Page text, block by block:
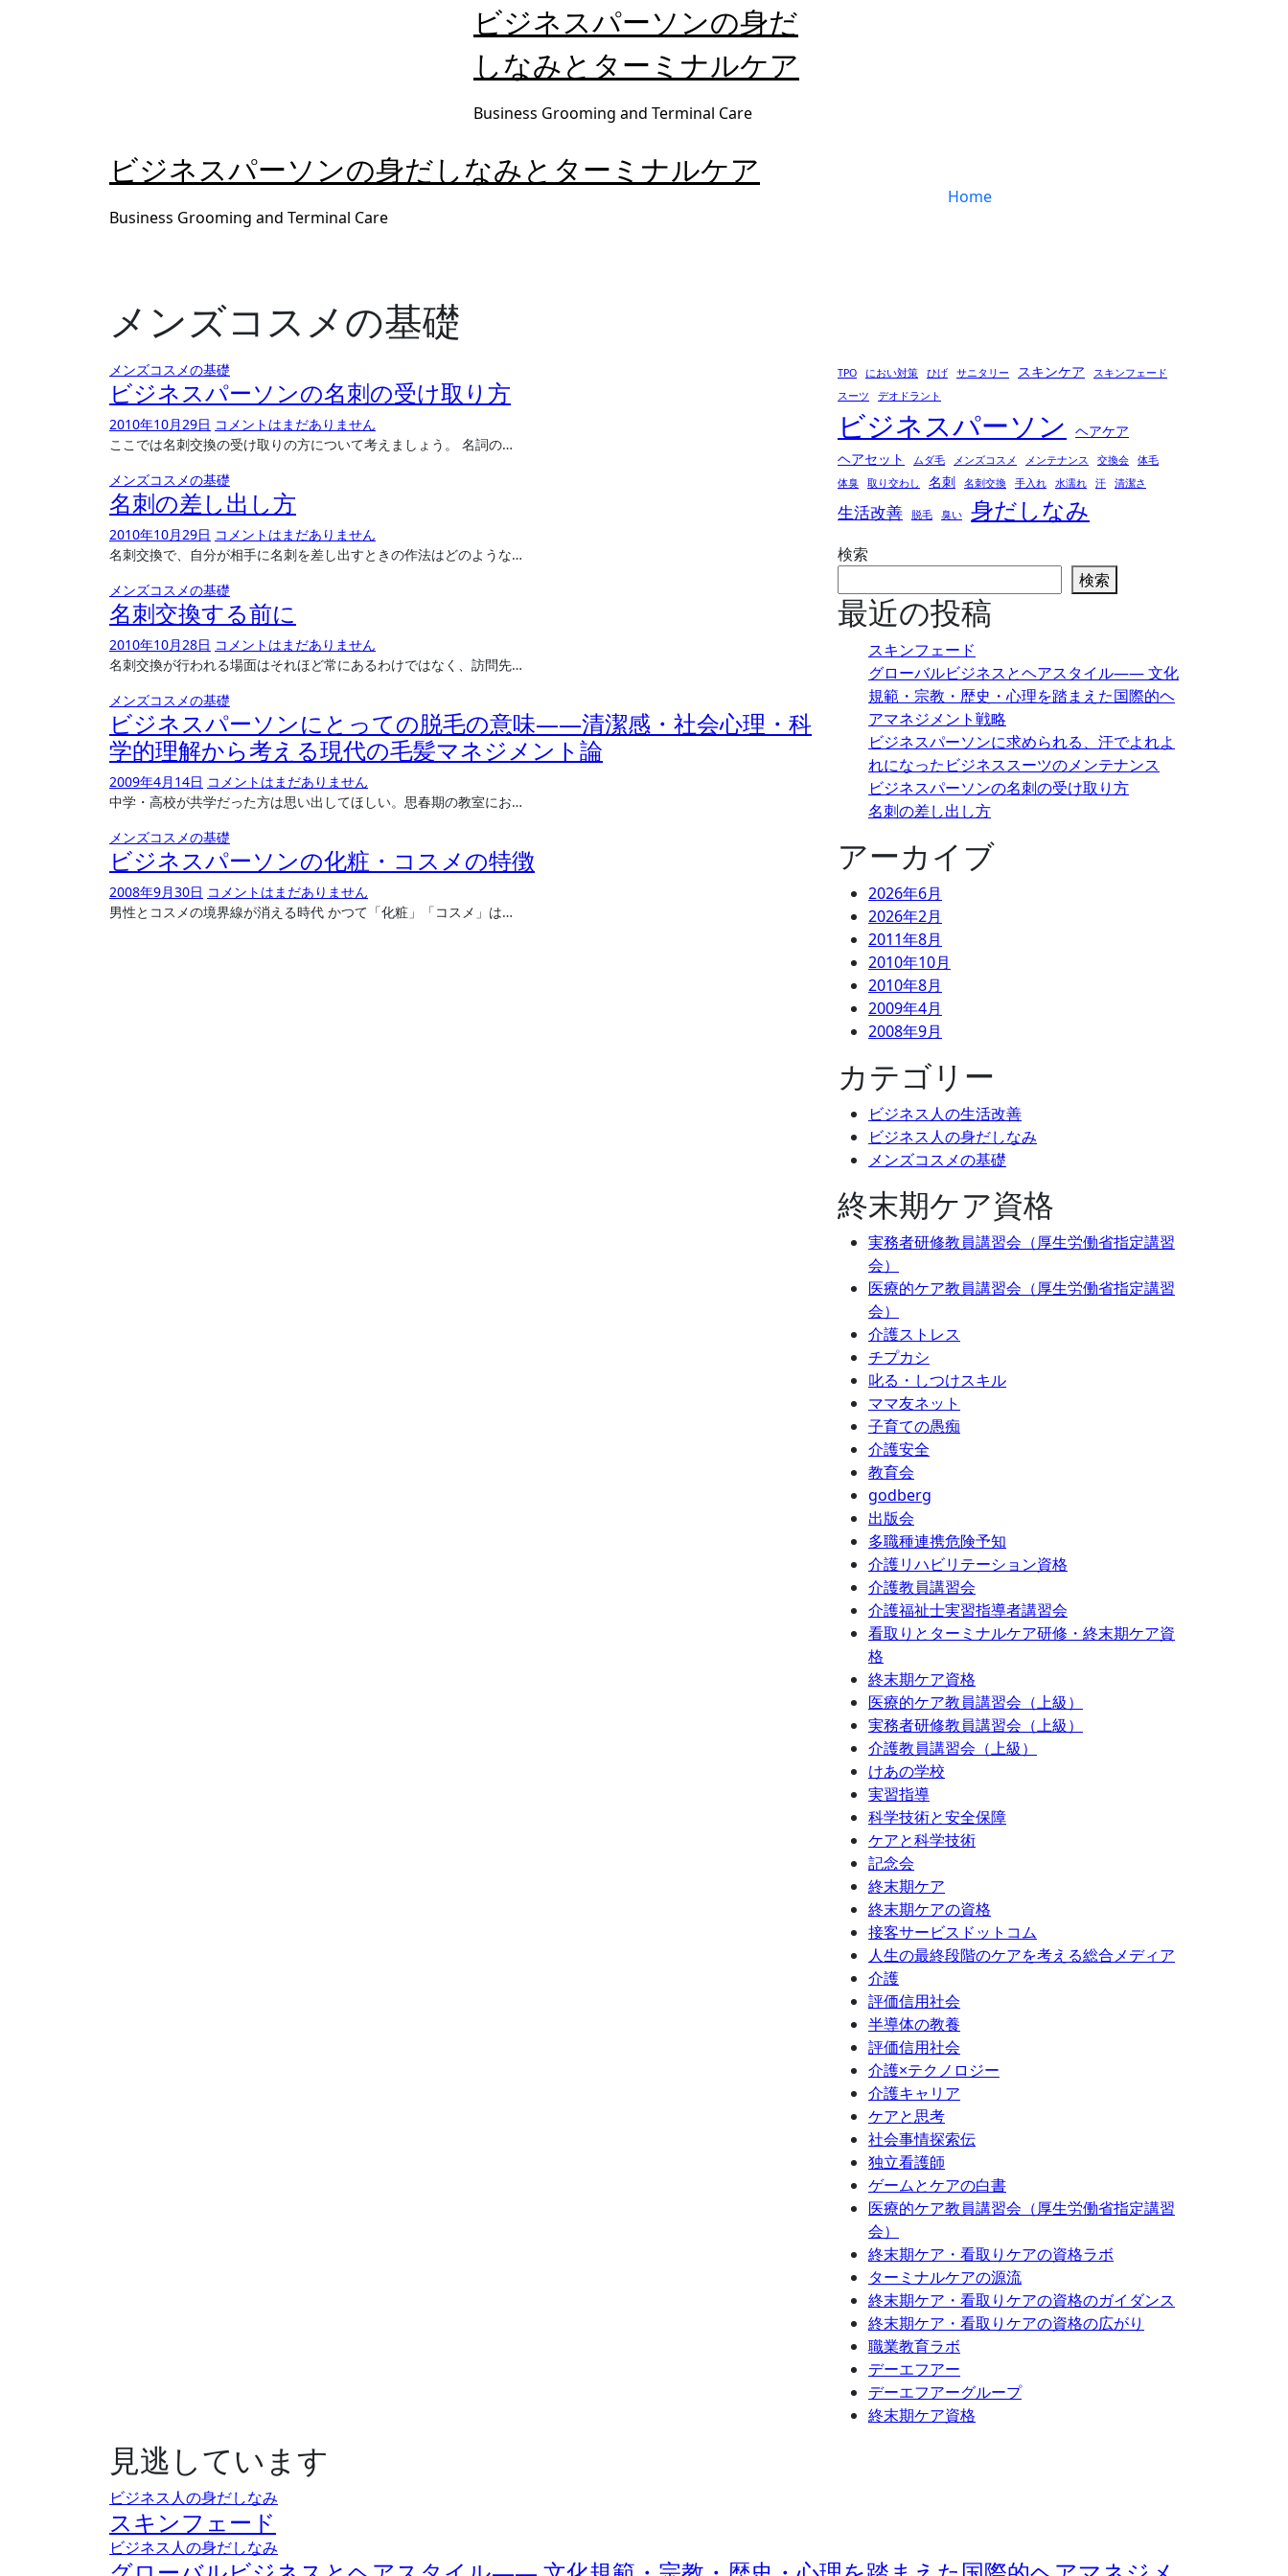
ビジネスパーソンの身だ
しなみとターミナルケア
Business Grooming and Terminal Care
ビジネスパーソンの身だしなみとターミナルケア
Business Grooming and Terminal Care
Home
メンズコスメの基礎
メンズコスメの基礎
ビジネスパーソンの名刺の受け取り方
2010年10月29日 コメントはまだありません
ここでは名刺交換の受け取りの方について考えましょう。 名詞の…
メンズコスメの基礎
名刺の差し出し方
2010年10月29日 コメントはまだありません
名刺交換で、自分が相手に名刺を差し出すときの作法はどのような…
メンズコスメの基礎
名刺交換する前に
2010年10月28日 コメントはまだありません
名刺交換が行われる場面はそれほど常にあるわけではなく、訪問先…
メンズコスメの基礎
ビジネスパーソンにとっての脱毛の意味――清潔感・社会心理・科
学的理解から考える現代の毛髪マネジメント論
2009年4月14日 コメントはまだありません
中学・高校が共学だった方は思い出してほしい。思春期の教室にお…
メンズコスメの基礎
ビジネスパーソンの化粧・コスメの特徴
2008年9月30日 コメントはまだありません
男性とコスメの境界線が消える時代 かつて「化粧」「コスメ」は…
TPO におい対策 ひげ サニタリー スキンケア
スキンフェード
スーツ
デオドラント
ビジネスパーソン
ヘアケア
ヘアセット
ムダ毛 メンズコスメ メンテナンス 交換会
体毛
体臭
取り交わし 名刺 名刺交換 手入れ 水濡れ 汗 清潔さ
生活改善 脱毛 臭い 身だしなみ
検索
検索
最近の投稿
スキンフェード
グローバルビジネスとヘアスタイル―― 文化
規範・宗教・歴史・心理を踏まえた国際的ヘ
アマネジメント戦略
ビジネスパーソンに求められる、汗でよれよ
れになったビジネススーツのメンテナンス
ビジネスパーソンの名刺の受け取り方
名刺の差し出し方
アーカイブ
2026年6月
2026年2月
2011年8月
2010年10月
2010年8月
2009年4月
2008年9月
カテゴリー
ビジネス人の生活改善
ビジネス人の身だしなみ
メンズコスメの基礎
終末期ケア資格
実務者研修教員講習会（厚生労働省指定講習
会）
医療的ケア教員講習会（厚生労働省指定講習
会）
介護ストレス
チプカシ
叱る・しつけスキル
ママ友ネット
子育ての愚痴
介護安全
教育会
godberg
出版会
多職種連携危険予知
介護リハビリテーション資格
介護教員講習会
介護福祉士実習指導者講習会
看取りとターミナルケア研修・終末期ケア資
格
終末期ケア資格
医療的ケア教員講習会（上級）
実務者研修教員講習会（上級）
介護教員講習会（上級）
けあの学校
実習指導
科学技術と安全保障
ケアと科学技術
記念会
終末期ケア
終末期ケアの資格
接客サービスドットコム
人生の最終段階のケアを考える総合メディア
介護
評価信用社会
半導体の教養
評価信用社会
介護×テクノロジー
介護キャリア
ケアと思考
社会事情探索伝
独立看護師
ゲームとケアの白書
医療的ケア教員講習会（厚生労働省指定講習
会）
終末期ケア・看取りケアの資格ラボ
ターミナルケアの源流
終末期ケア・看取りケアの資格のガイダンス
終末期ケア・看取りケアの資格の広がり
職業教育ラボ
デーエフアー
デーエフアーグループ
終末期ケア資格
見逃しています
ビジネス人の身だしなみ
スキンフェード
ビジネス人の身だしなみ